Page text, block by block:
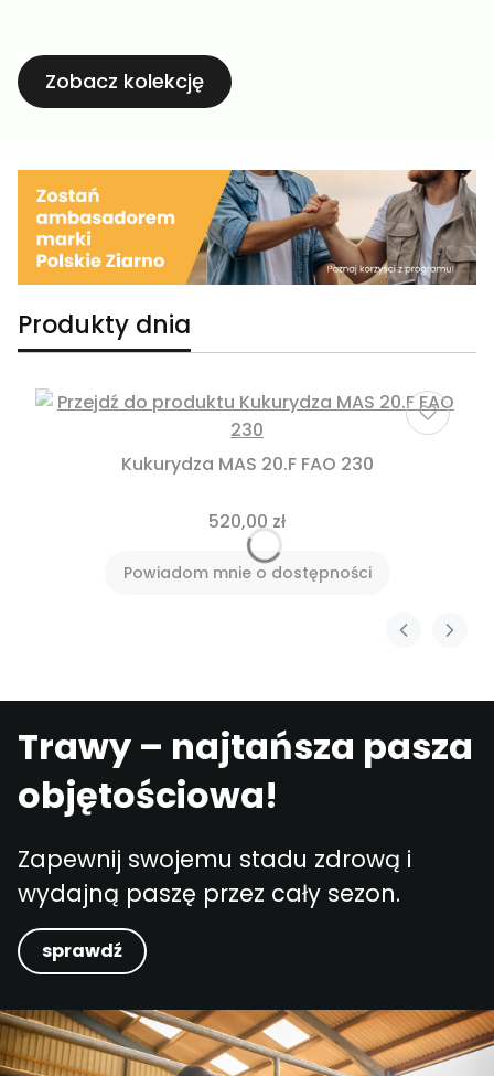
Zobacz kolekcję
Produkty dnia
Kukurydza MAS 20.F FAO 230
520,00 zł
Powiadom mnie o dostępności
Trawy – najtańsza pasza
objętościowa!
Zapewnij swojemu stadu zdrową i
wydajną paszę przez cały sezon.
sprawdź